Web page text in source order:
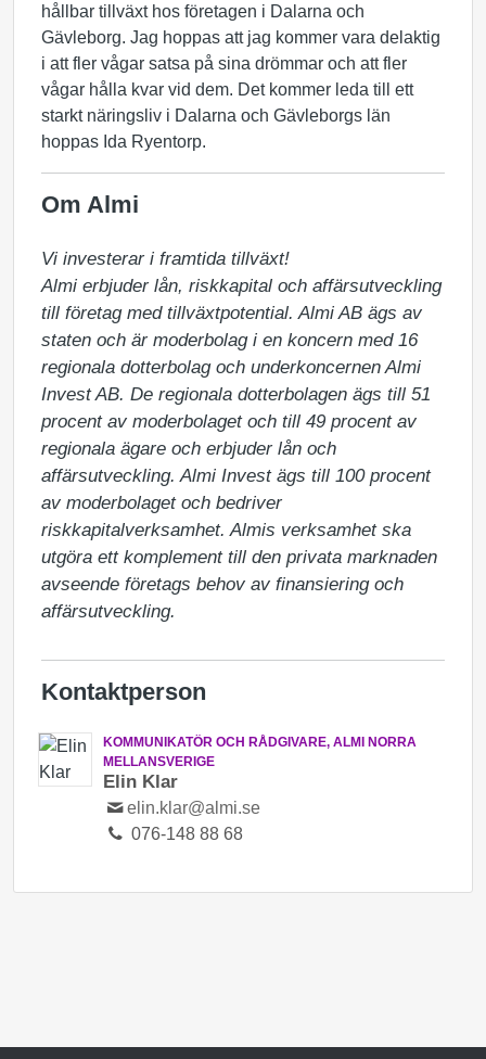
hållbar tillväxt hos företagen i Dalarna och
Gävleborg. Jag hoppas att jag kommer vara delaktig
i att fler vågar satsa på sina drömmar och att fler
vågar hålla kvar vid dem. Det kommer leda till ett
starkt näringsliv i Dalarna och Gävleborgs län
hoppas Ida Ryentorp.
Om Almi
Vi investerar i framtida tillväxt!
Almi erbjuder lån, riskkapital och affärsutveckling
till företag med tillväxtpotential. Almi AB ägs av
staten och är moderbolag i en koncern med 16
regionala dotterbolag och underkoncernen Almi
Invest AB. De regionala dotterbolagen ägs till 51
procent av moderbolaget och till 49 procent av
regionala ägare och erbjuder lån och
affärsutveckling. Almi Invest ägs till 100 procent
av moderbolaget och bedriver
riskkapitalverksamhet. Almis verksamhet ska
utgöra ett komplement till den privata marknaden
avseende företags behov av finansiering och
affärsutveckling.
Kontaktperson
KOMMUNIKATÖR OCH RÅDGIVARE, ALMI NORRA
MELLANSVERIGE
Elin Klar
elin.klar@almi.se
076-148 88 68